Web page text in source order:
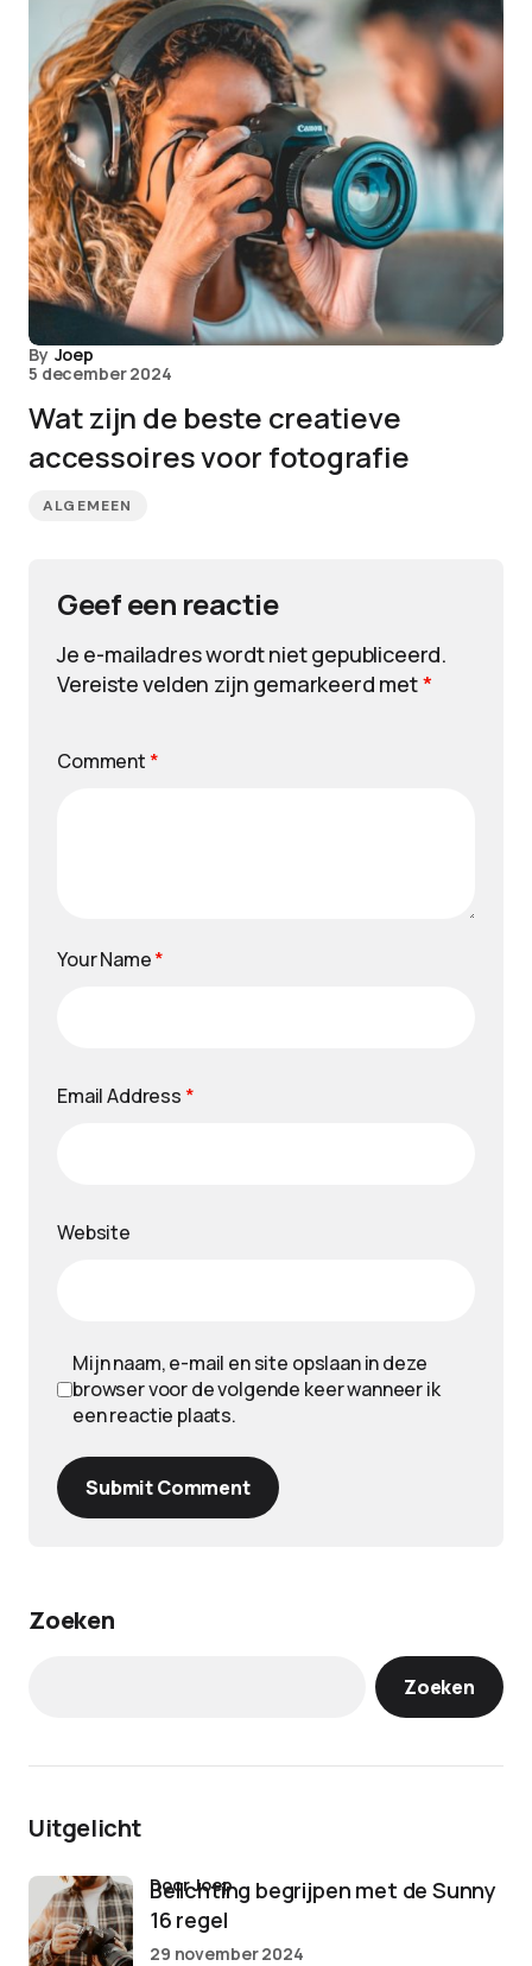
By Joep
5 december 2024
Wat zijn de beste creatieve
accessoires voor fotografie
ALGEMEEN
Geef een reactie
Je e-mailadres wordt niet gepubliceerd.
Vereiste velden zijn gemarkeerd met*
Comment *
Your Name*
Email Address *
Website
Mijn naam, e-mail en site opslaan in deze
browser voor de volgende keer wanneer ik
een reactie plaats.
Submit Comment
Zoeken
Zoeken
Uitgelicht
Belichting begrijpen met de Sunny
16 regel
door Joep
29 november 2024